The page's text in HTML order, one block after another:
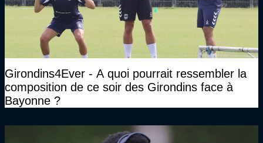
Girondins4Ever - A quoi pourrait ressembler la
composition de ce soir des Girondins face à
Bayonne ?